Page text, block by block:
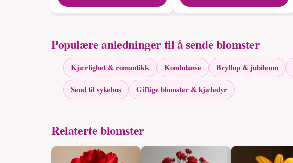
Populære anledninger til å sende blomster
Kjærlighet & romantikk Kondolanse Bryllup & jubileum
Send til sykehus Giftige blomster & kjæledyr
Relaterte blomster